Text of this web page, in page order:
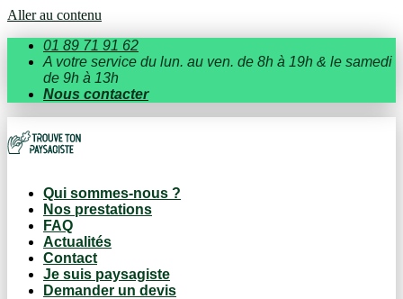
Aller au contenu
01 89 71 91 62
A votre service du lun. au ven. de 8h à 19h & le samedi
de 9h à 13h
Nous contacter
Qui sommes-nous ?
Nos prestations
FAQ
Actualités
Contact
Je suis paysagiste
Demander un devis